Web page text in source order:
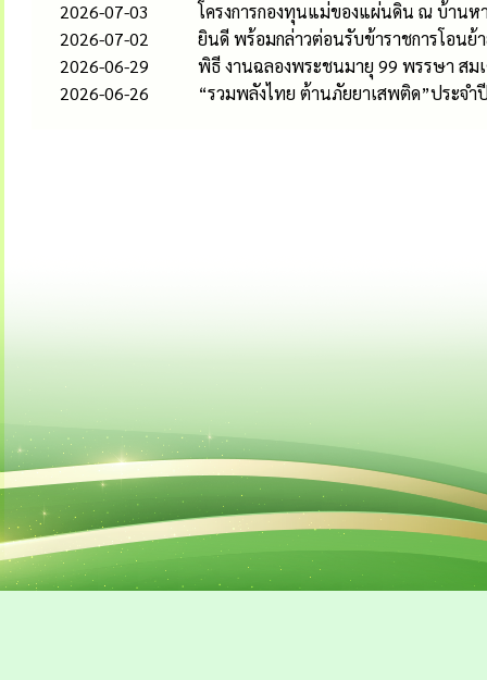
2026-07-03
โครงการกองทุนแม่ของแผ่นดิน ณ บ้านห
2026-07-02
ยินดี พร้อมกล่าวต่อนรับข้าราชการโอนย้
2026-06-29
พิธี งานฉลองพระชนมายุ 99 พรรษา สม
2026-06-26
“รวมพลังไทย ต้านภัยยาเสพติด”ประจำ